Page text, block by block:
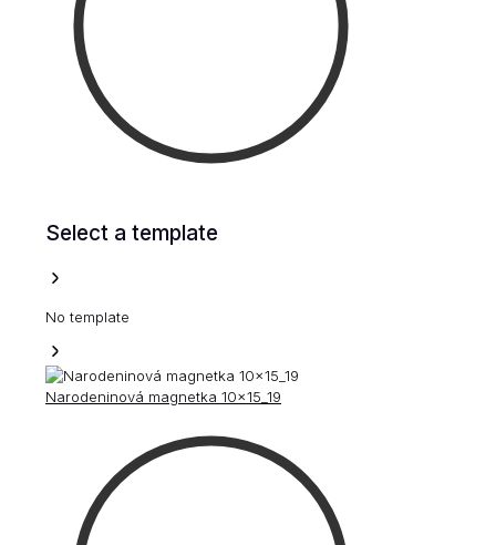
Select a template
No template
Narodeninová magnetka 10x15_19